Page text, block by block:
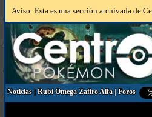
Aviso: Esta es una sección archivada de
Noticias|Rubí Omega Zafiro Alfa|Foros